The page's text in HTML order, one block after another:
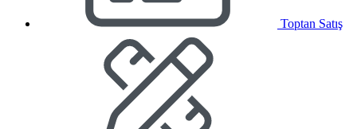
Toptan Satış